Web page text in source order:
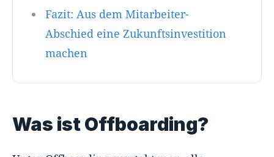
Fazit: Aus dem Mitarbeiter-
Abschied eine Zukunftsinvestition
machen
Was ist Offboarding?